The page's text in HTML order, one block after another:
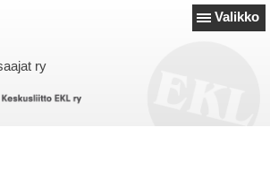
Valikko
ry